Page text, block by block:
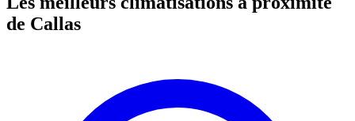
de Callas